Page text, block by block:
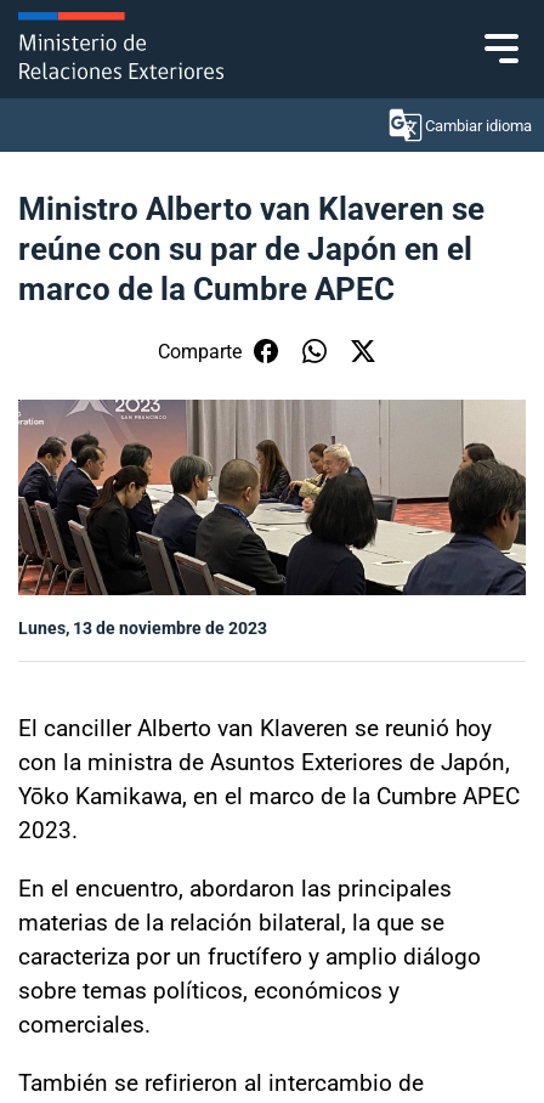
Click acá para ir directamente al contenido
Cambiar idioma
Ministerio
Política Exterior
Embajadas y consulados
Servicios ciudadanos
Subsecretaría de Relaciones Económicas
Internacionales
Sala de prensa
Ministro Alberto van Klaveren se
reúne con su par de Japón en el
marco de la Cumbre APEC
Comparte
Lunes, 13 de noviembre de 2023
El canciller Alberto van Klaveren se reunió hoy
con la ministra de Asuntos Exteriores de Japón,
Yōko Kamikawa, en el marco de la Cumbre APEC
2023.
En el encuentro, abordaron las principales
materias de la relación bilateral, la que se
caracteriza por un fructífero y amplio diálogo
sobre temas políticos, económicos y
comerciales.
También se refirieron al intercambio de